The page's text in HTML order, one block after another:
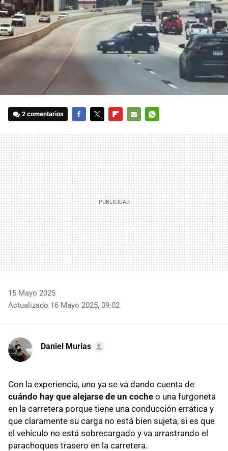
2 comentarios
MAIL
15 Mayo 2025
Actualizado 16 Mayo 2025, 09:02
Daniel Murias
Con la experiencia, uno ya se va dando cuenta de
cuándo hay que alejarse de un coche o una furgoneta
en la carretera porque tiene una conducción errática y
que claramente su carga no está bien sujeta, si es que
el vehículo no está sobrecargado y va arrastrando el
parachoques trasero en la carretera.